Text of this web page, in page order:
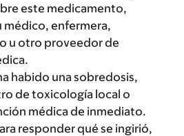
este medicamento,
médico, enfermera,
u otro proveedor de
habido una sobredosis,
de toxicología local o
médica de inmediato.
responder qué se ingirió,